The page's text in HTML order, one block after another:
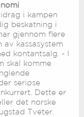
i kampen
beskatning i
gjennom flere
kassasystem
kontantsalg. - I
skal komme
seriøse
Dette er
det norske
Tveter.